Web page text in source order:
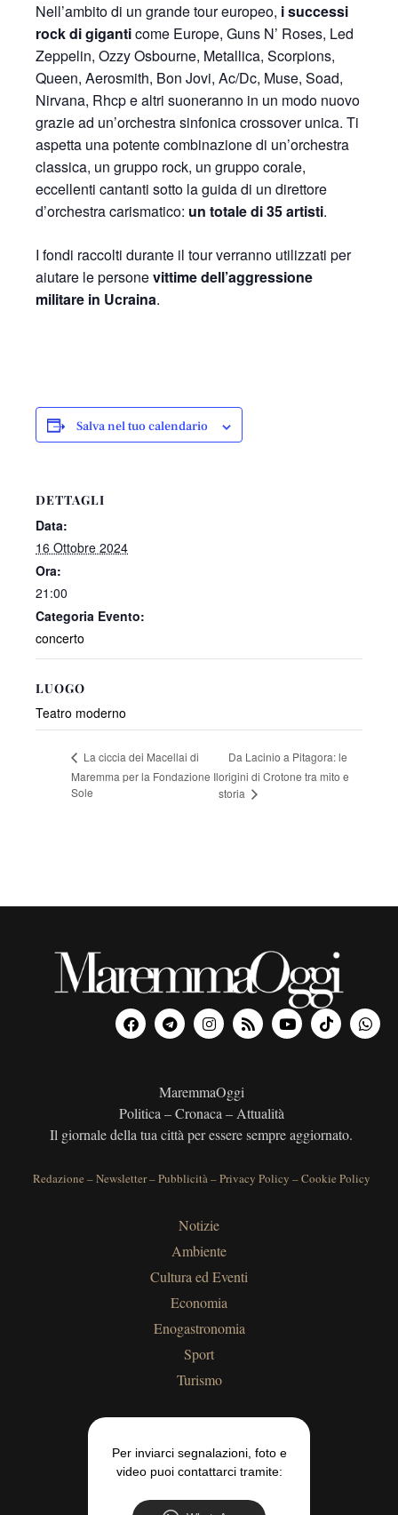
Nell’ambito di un grande tour europeo, i successi
rock di giganticome Europe, Guns N’ Roses, Led
Zeppelin, Ozzy Osbourne, Metallica, Scorpions,
Queen, Aerosmith, Bon Jovi, Ac/Dc, Muse, Soad,
Nirvana, Rhcp e altri suoneranno in un modo nuovo
grazie ad un’orchestra sinfonica crossover unica. Ti
aspetta una potente combinazione di un’orchestra
classica, un gruppo rock, un gruppo corale,
eccellenti cantanti sotto la guida di un direttore
d’orchestra carismatico: un totale di 35 artisti.
I fondi raccolti durante il tour verranno utilizzati per
aiutare le personevittime dell’aggressione
militare in Ucraina.
Salva nel tuo calendario
DETTAGLI
Data:
16 Ottobre 2024
Ora:
21:00
Categoria Evento:
concerto
LUOGO
Teatro moderno
La ciccia dei Macellai di
Maremma per la Fondazione Il
Sole
Da Lacinio a Pitagora: le
origini di Crotone tra mito e
storia
MaremmaOggi
Politica – Cronaca – Attualità
Il giornale della tua città per essere sempre aggiornato.
Redazione –Newsletter–Pubblicità–Privacy Policy –Cookie Policy
Notizie
Ambiente
Cultura ed Eventi
Economia
Enogastronomia
Sport
Turismo
Per inviarci segnalazioni, foto e
video puoi contattarci tramite: